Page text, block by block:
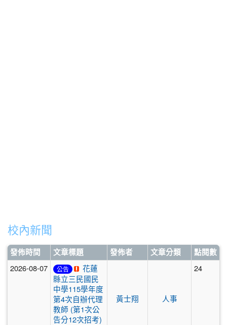
校內新聞
發佈時間 文章標題 發佈者 文章分類 點閱數
2026-08-07 公告
花蓮
縣立三民國民
中學115學年度
第4次自辦代理
教師 (第1次公
告分12次招考)
黃士翔 人事
24